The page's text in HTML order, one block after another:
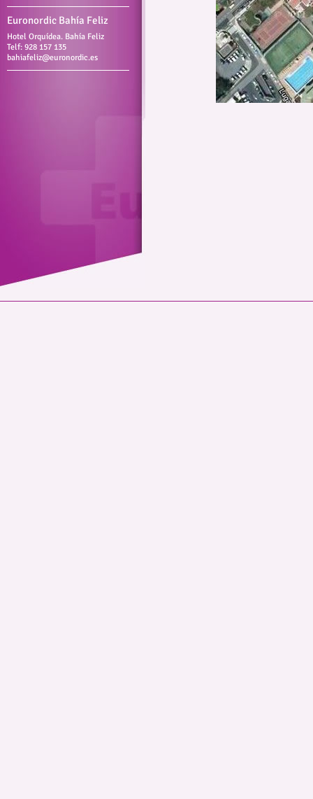
Euronordic Bahía Feliz
Hotel Orquídea. Bahía Feliz
Telf: 928 157 135
bahiafeliz@euronordic.es